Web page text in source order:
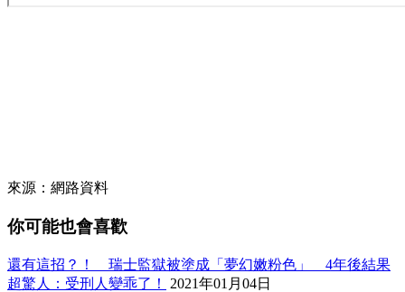
來源：網路資料
你可能也會喜歡
還有這招？！ 瑞士監獄被塗成「夢幻嫩粉色」 4年後結果
超驚人：受刑人變乖了！
2021年01月04日